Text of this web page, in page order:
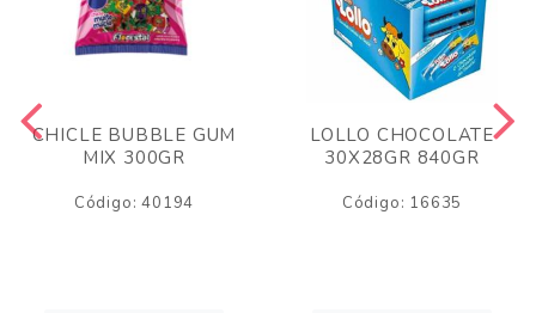
CHICLE BUBBLE GUM
MIX 300GR
Código: 40194
LOLLO CHOCOLATE
30X28GR 840GR
Código: 16635